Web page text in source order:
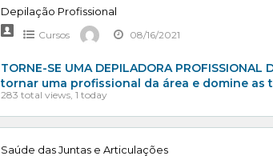
Depilação Profissional
Cursos 08/16/2021
TORNE-SE UMA DEPILADORA
tornar uma profissional da área e domine as
283 total views, 1 today
Saúde das Juntas e Articulações